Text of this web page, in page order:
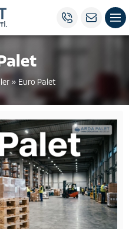
» Euro Palet